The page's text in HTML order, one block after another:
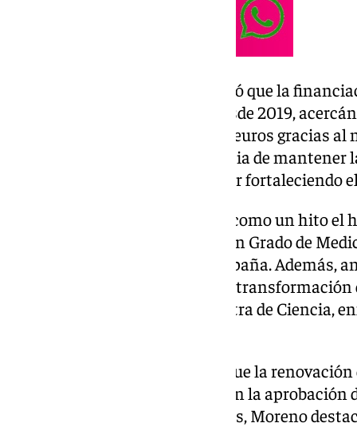
En este sentido, Moreno subrayó que la
ha incrementado en un 26% desde 2019,
alcanzará los 1.726 millones de euros gracias
Asimismo, resaltó la importancia de mantener
eficacia en la gestión para seguir fortaleciendo
El presidente también destacó como un hito el
andaluzas cuenten ahora con un Grado de
paliar la falta de médicos en España. Además,
nuevas leyes para consolidar la
la nueva Ley de Universidad y otra de Ciencia,
Otro de los avances señalados fue la
catorce años de congelación, con la
el periodo 2025-2028. Entre ellas, Moreno